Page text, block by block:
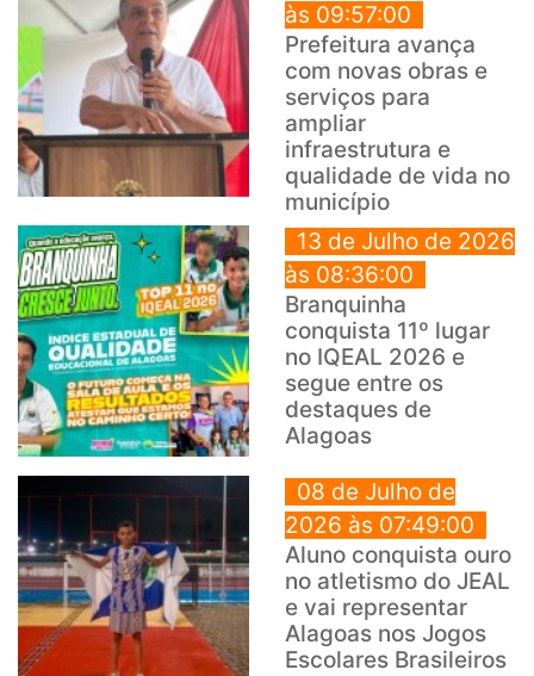
às 09:57:00
Prefeitura avança
com novas obras e
serviços para
ampliar
infraestrutura e
qualidade de vida no
município
13 de Julho de 2026
às 08:36:00
Branquinha
conquista 11º lugar
no IQEAL 2026 e
segue entre os
destaques de
Alagoas
08 de Julho de
2026 às 07:49:00
Aluno conquista ouro
no atletismo do JEAL
e vai representar
Alagoas nos Jogos
Escolares Brasileiros